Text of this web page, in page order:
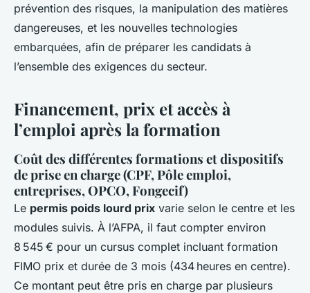
prévention des risques, la manipulation des matières
dangereuses, et les nouvelles technologies
embarquées, afin de préparer les candidats à
l’ensemble des exigences du secteur.
Financement, prix et accès à
l’emploi après la formation
Coût des différentes formations et dispositifs
de prise en charge (CPF, Pôle emploi,
entreprises, OPCO, Fongecif)
Le permis poids lourd prix varie selon le centre et les
modules suivis. À l’AFPA, il faut compter environ
8 545 € pour un cursus complet incluant formation
FIMO prix et durée de 3 mois (434 heures en centre).
Ce montant peut être pris en charge par plusieurs